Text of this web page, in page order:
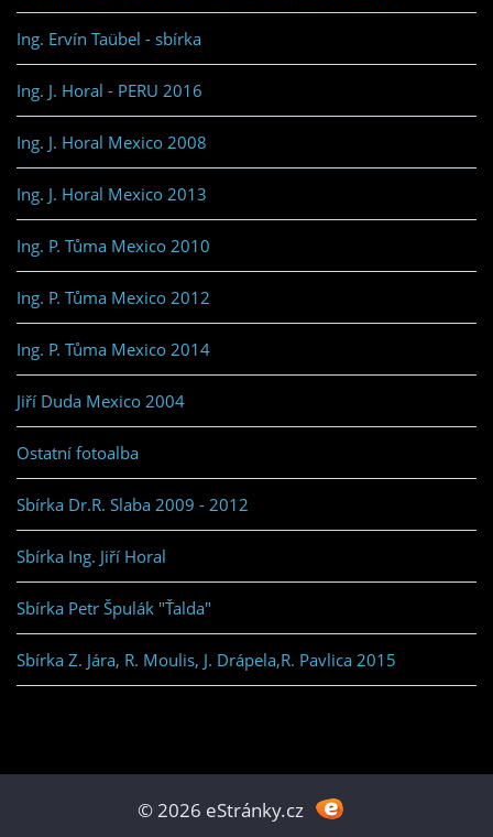
Ing. Ervín Taübel - sbírka
Ing. J. Horal - PERU 2016
Ing. J. Horal Mexico 2008
Ing. J. Horal Mexico 2013
Ing. P. Tůma Mexico 2010
Ing. P. Tůma Mexico 2012
Ing. P. Tůma Mexico 2014
Jiří Duda Mexico 2004
Ostatní fotoalba
Sbírka Dr.R. Slaba 2009 - 2012
Sbírka Ing. Jiří Horal
Sbírka Petr Špulák "Ťalda"
Sbírka Z. Jára, R. Moulis, J. Drápela,R. Pavlica 2015
© 2026 eStránky.cz